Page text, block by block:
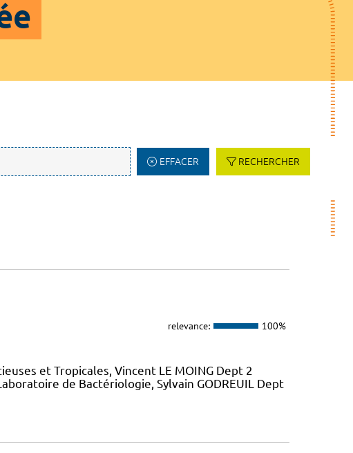
EFFACER RECHERCHER
relevance: 100%
et Tropicales, Vincent LE MOING Dept 2
de Bactériologie, Sylvain GODREUIL Dept